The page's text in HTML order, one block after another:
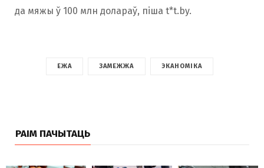
да мяжы ў 100 млн долараў, піша t*t.by.
ЕЖА ЗАМЕЖЖА ЭКАНОМІКА
РАІМ ПАЧЫТАЦЬ